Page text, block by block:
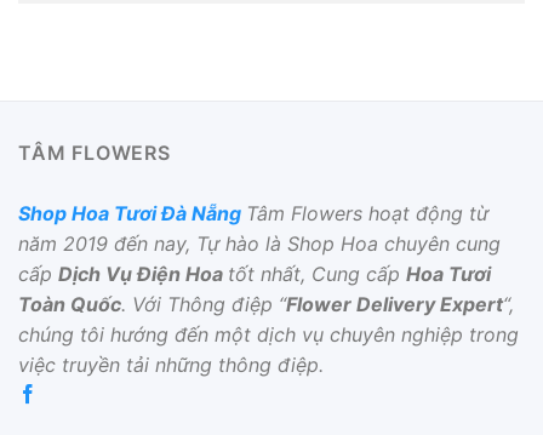
TÂM FLOWERS
Shop Hoa Tươi Đà Nẵng Tâm Flowers hoạt động từ
năm 2019 đến nay, Tự hào là Shop Hoa chuyên cung
cấp Dịch Vụ Điện Hoa tốt nhất, Cung cấp Hoa Tươi
Toàn Quốc. Với Thông điệp “Flower Delivery Expert“,
chúng tôi hướng đến một dịch vụ chuyên nghiệp trong
việc truyền tải những thông điệp.